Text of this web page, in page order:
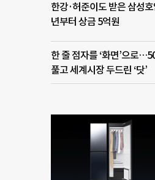
한강·허준이도 받은 삼성
년부터 상금 5억원
한 줄 점자를 ‘화면’으로
풀고 세계시장 두드린 ‘닷’